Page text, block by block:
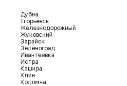
Дубна
Егорьевск
Железнодорожный
Жуковский
Зарайск
Зеленоград
Ивантеевка
Истра
Кашира
Клин
Коломна